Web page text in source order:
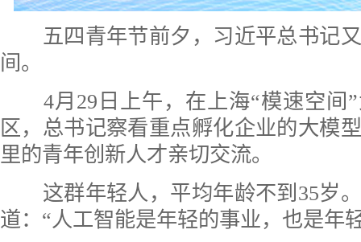
五四青年节前夕，习近平总书记又
间。
4月29日上午，在上海“模速空间”
区，总书记察看重点孵化企业的大模
里的青年创新人才亲切交流。
这群年轻人，平均年龄不到35岁。
道：“人工智能是年轻的事业，也是年